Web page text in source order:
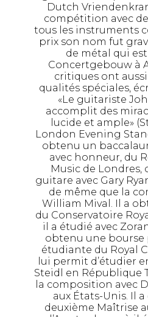
Dutch
compétition avec
tous les instruments
prix son nom fut
de métal qui
Concertgebouw à
critiques ont
qualités spéciales,
«Le guitariste
accomplit des
lucide et ample»
London Evening
obtenu un
avec honneur, du
Music de Londres,
guitare avec Gary
de même que la
William Mival. Il a
du Conservatoire
il a étudié avec
obtenu une bourse
étudiante du Royal
lui permit d’étudier
Steidl en République
la composition avec
aux États-Unis. Il
deuxième Maîtrise